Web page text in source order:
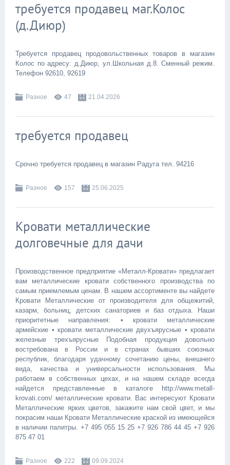
требуется продавец маг.Колос
(д.Диюр)
Требуется продавец продовольственных товаров в магазин
Колос по адресу: д.Диюр, ул.Школьная д.8. Сменный режим.
Телефон 92610, 92619
Разное 47 21.04.2026
требуется продавец
Срочно требуется продавец в магазин Радуга тел. 94216
Разное 157 25.06.2025
Кровати металлические
долговечные для дачи
Производственное предприятие «Металл-Кровати» предлагает
вам металлические кровати собственного производства по
самым приемлемым ценам. В нашем ассортименте вы найдете
Кровати Металлические от производителя для общежитий,
казарм, больниц, детских санаториев и баз отдыха. Наши
приоритетные направления: • кровати металлические
армейские • кровати металлические двухъярусные • кровати
железные трехъярусные Подобная продукция довольно
востребована в России и в странах бывших союзных
республик, благодаря удачному сочетанию цены, внешнего
вида, качества и универсальности использования. Мы
работаем в собственных цехах, и на нашем складе всегда
найдется представленные в каталоге http://www.metall-
krovati.com/ металлические кровати. Вас интересуют Кровати
Металлические ярких цветов, закажите нам свой цвет, и мы
покрасим наши Кровати Металлические краской из имеющейся
в наличии палитры. +7 495 055 15 25 +7 926 786 44 45 +7 926
875 47 01
Разное 222 09.09.2024